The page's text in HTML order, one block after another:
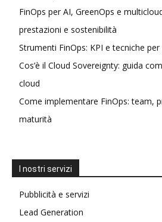
FinOps per AI, GreenOps e
prestazioni e sostenibilità
Strumenti FinOps: KPI e tecniche
Cos’è il Cloud Sovereignty: guida
cloud
Come implementare FinOps: team,
maturità
I nostri servizi
Pubblicità e servizi
Lead Generation